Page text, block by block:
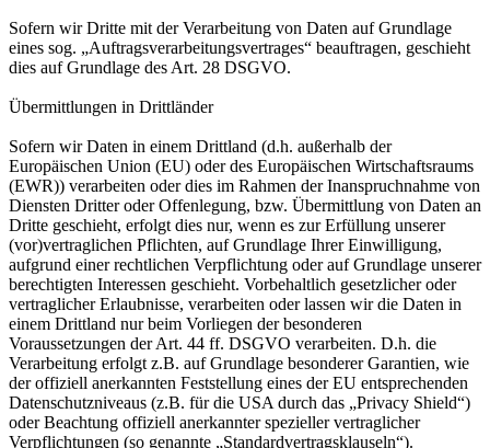
Sofern wir Dritte mit der Verarbeitung von Daten auf Grundlage
eines sog. „Auftragsverarbeitungsvertrages“ beauftragen, geschieht
dies auf Grundlage des Art. 28 DSGVO.
Übermittlungen in Drittländer
Sofern wir Daten in einem Drittland (d.h. außerhalb der
Europäischen Union (EU) oder des Europäischen Wirtschaftsraums
(EWR)) verarbeiten oder dies im Rahmen der Inanspruchnahme von
Diensten Dritter oder Offenlegung, bzw. Übermittlung von Daten an
Dritte geschieht, erfolgt dies nur, wenn es zur Erfüllung unserer
(vor)vertraglichen Pflichten, auf Grundlage Ihrer Einwilligung,
aufgrund einer rechtlichen Verpflichtung oder auf Grundlage unserer
berechtigten Interessen geschieht. Vorbehaltlich gesetzlicher oder
vertraglicher Erlaubnisse, verarbeiten oder lassen wir die Daten in
einem Drittland nur beim Vorliegen der besonderen
Voraussetzungen der Art. 44 ff. DSGVO verarbeiten. D.h. die
Verarbeitung erfolgt z.B. auf Grundlage besonderer Garantien, wie
der offiziell anerkannten Feststellung eines der EU entsprechenden
Datenschutzniveaus (z.B. für die USA durch das „Privacy Shield“)
oder Beachtung offiziell anerkannter spezieller vertraglicher
Verpflichtungen (so genannte „Standardvertragsklauseln“).